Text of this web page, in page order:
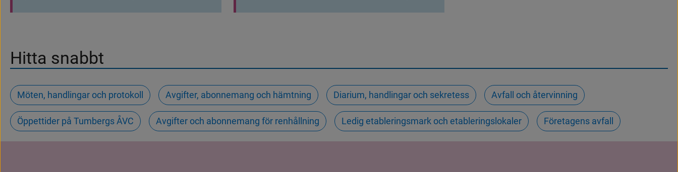
Hitta snabbt
Möten, handlingar och protokoll Avgifter, abonnemang och hämtning Diarium, handlingar och sekretess Avfall och återvinning
Öppettider på Tumbergs ÅVC Avgifter och abonnemang för renhållning Ledig etableringsmark och etableringslokaler Företagens avfall